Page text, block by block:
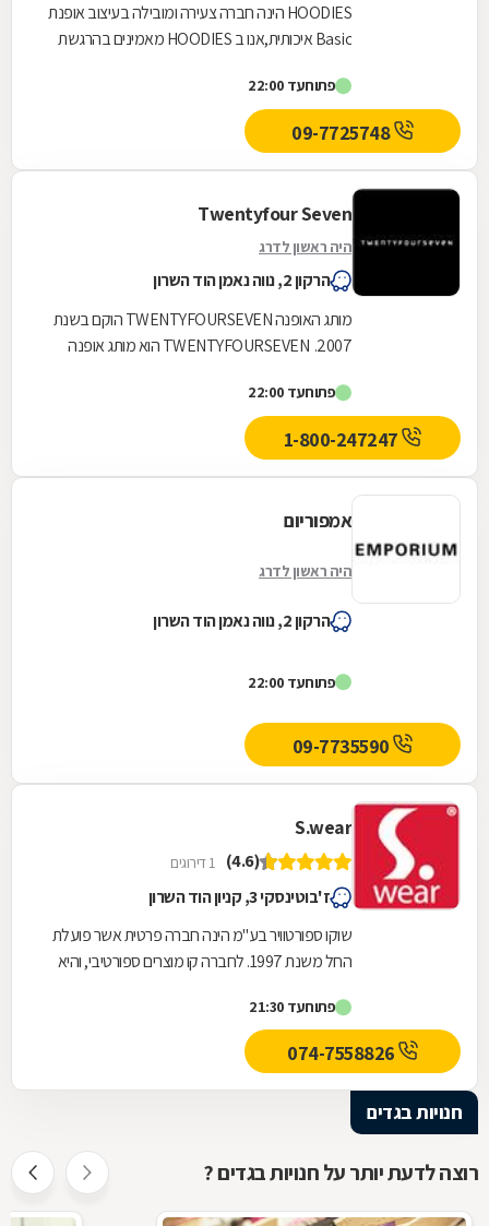
HOODIES הינה חברה צעירה ומובילה בעיצוב אופנת
Basic איכותית,אנו ב HOODIES מאמינים בהרגשת
אופנתיים...
פתוחעד 22:00
09-7725748
Twentyfour Seven
היה ראשון לדרג
הרקון 2, נווה נאמן הוד השרון
מותג האופנה TWENTYFOURSEVEN הוקם בשנת
2007. TWENTYFOURSEVEN הוא מותג אופנה
הקולקציות שלנו כוללות...
פתוחעד 22:00
1-800-247247
אמפוריום
היה ראשון לדרג
הרקון 2, נווה נאמן הוד השרון
פתוחעד 22:00
09-7735590
S.wear
(4.6) 1 דירוגים
ז'בוטינסקי 3, קניון הוד השרון
שוקו ספורטוויר בע"מ הינה חברה פרטית אשר פועלת
החל משנת 1997. לחברה קו מוצרים ספורטיבי, והיא
שוקו...
פתוחעד 21:30
חנויות בגדים
רוצה לדעת יותר על חנויות בגדים ?